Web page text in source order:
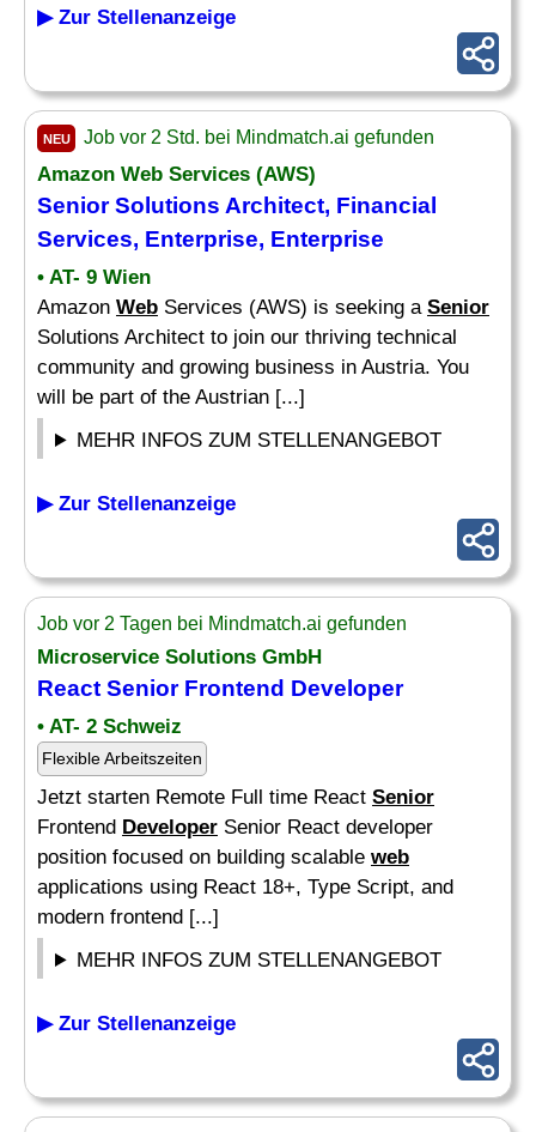
▶ Zur Stellenanzeige
NEU Job vor 2 Std. bei Mindmatch.ai gefunden
Amazon Web Services (AWS)
SeniorSolutions Architect, Financial
Services, Enterprise, Enterprise
• AT- 9 Wien
Amazon Web Services (AWS) is seeking a Senior
Solutions Architect to join our thriving technical
community and growing business in Austria. You
will be part of the Austrian [...]
MEHR INFOS ZUM STELLENANGEBOT
▶ Zur Stellenanzeige
Job vor 2 Tagen bei Mindmatch.ai gefunden
Microservice Solutions GmbH
React SeniorFrontend Developer
• AT- 2 Schweiz
Flexible Arbeitszeiten
Jetzt starten Remote Full time React Senior
Frontend Developer Senior React developer
position focused on building scalable web
applications using React 18+, Type Script, and
modern frontend [...]
MEHR INFOS ZUM STELLENANGEBOT
▶ Zur Stellenanzeige